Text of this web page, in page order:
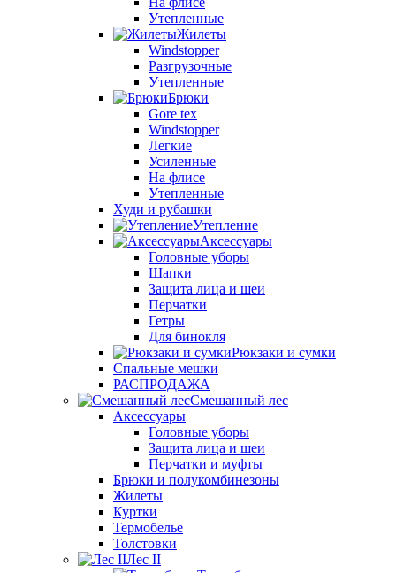
Утепленные
Жилеты
Windstopper
Разгрузочные
Утепленные
Брюки
Gore tex
Windstopper
Легкие
Усиленные
На флисе
Утепленные
Худи и рубашки
Утепление
Аксессуары
Головные уборы
Шапки
Защита лица и шеи
Перчатки
Гетры
Для бинокля
Рюкзаки и сумки
Спальные мешки
РАСПРОДАЖА
Смешанный лес
Аксессуары
Головные уборы
Защита лица и шеи
Перчатки и муфты
Брюки и полукомбинезоны
Жилеты
Куртки
Термобелье
Толстовки
Лес II